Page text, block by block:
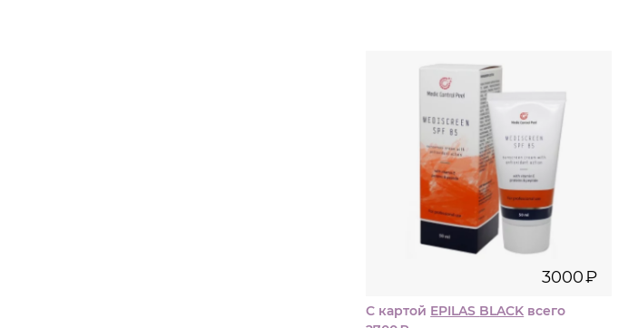
3000 ₽
3000₽
С картой EPILAS BLACK всего